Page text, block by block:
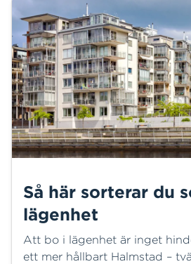
Så här sorterar du
lägenhet
Att bo i lägenhet är inget
ett mer hållbart Halmstad –